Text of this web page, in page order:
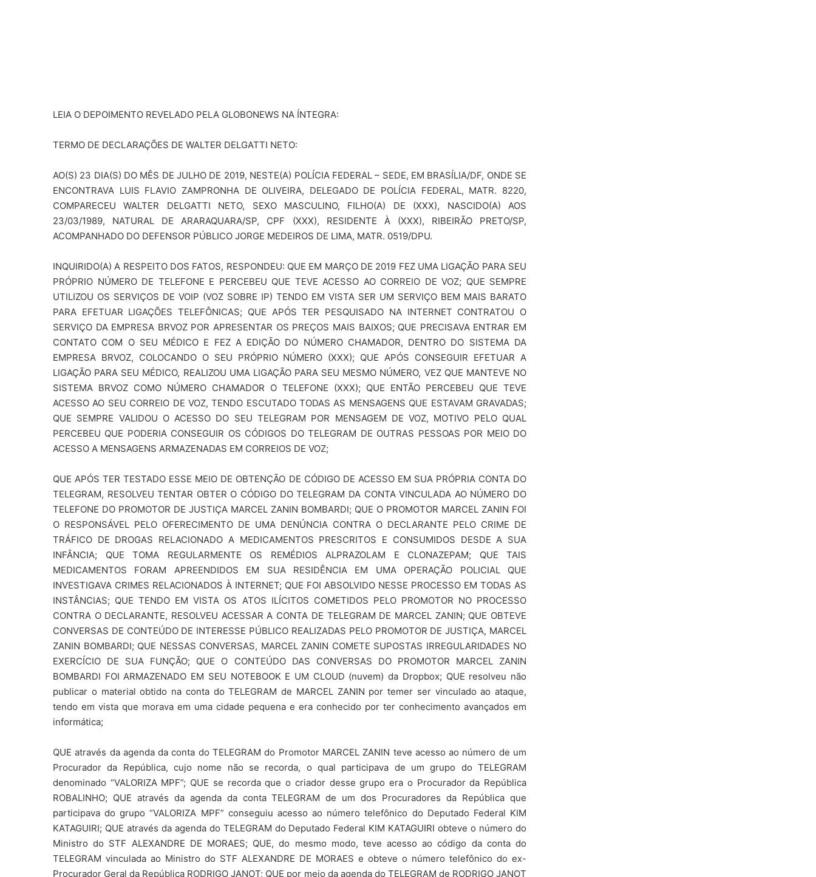
LEIA O DEPOIMENTO REVELADO PELA GLOBONEWS NA ÍNTEGRA:
TERMO DE DECLARAÇÕES DE WALTER DELGATTI NETO:
AO(S) 23 DIA(S) DO MÊS DE JULHO DE 2019, NESTE(A) POLÍCIA FEDERAL – SEDE, EM BRASÍLIA/DF, ONDE SE
ENCONTRAVA LUIS FLAVIO ZAMPRONHA DE OLIVEIRA, DELEGADO DE POLÍCIA FEDERAL, MATR. 8220,
COMPARECEU WALTER DELGATTI NETO, SEXO MASCULINO, FILHO(A) DE (XXX), NASCIDO(A) AOS
23/03/1989, NATURAL DE ARARAQUARA/SP, CPF (XXX), RESIDENTE À (XXX), RIBEIRÃO PRETO/SP,
ACOMPANHADO DO DEFENSOR PÚBLICO JORGE MEDEIROS DE LIMA, MATR. 0519/DPU.
INQUIRIDO(A) A RESPEITO DOS FATOS, RESPONDEU: QUE EM MARÇO DE 2019 FEZ UMA LIGAÇÃO PARA SEU
PRÓPRIO NÚMERO DE TELEFONE E PERCEBEU QUE TEVE ACESSO AO CORREIO DE VOZ; QUE SEMPRE
UTILIZOU OS SERVIÇOS DE VOIP (VOZ SOBRE IP) TENDO EM VISTA SER UM SERVIÇO BEM MAIS BARATO
PARA EFETUAR LIGAÇÕES TELEFÔNICAS; QUE APÓS TER PESQUISADO NA INTERNET CONTRATOU O
SERVIÇO DA EMPRESA BRVOZ POR APRESENTAR OS PREÇOS MAIS BAIXOS; QUE PRECISAVA ENTRAR EM
CONTATO COM O SEU MÉDICO E FEZ A EDIÇÃO DO NÚMERO CHAMADOR, DENTRO DO SISTEMA DA
EMPRESA BRVOZ, COLOCANDO O SEU PRÓPRIO NÚMERO (XXX); QUE APÓS CONSEGUIR EFETUAR A
LIGAÇÃO PARA SEU MÉDICO, REALIZOU UMA LIGAÇÃO PARA SEU MESMO NÚMERO, VEZ QUE MANTEVE NO
SISTEMA BRVOZ COMO NÚMERO CHAMADOR O TELEFONE (XXX); QUE ENTÃO PERCEBEU QUE TEVE
ACESSO AO SEU CORREIO DE VOZ, TENDO ESCUTADO TODAS AS MENSAGENS QUE ESTAVAM GRAVADAS;
QUE SEMPRE VALIDOU O ACESSO DO SEU TELEGRAM POR MENSAGEM DE VOZ, MOTIVO PELO QUAL
PERCEBEU QUE PODERIA CONSEGUIR OS CÓDIGOS DO TELEGRAM DE OUTRAS PESSOAS POR MEIO DO
ACESSO A MENSAGENS ARMAZENADAS EM CORREIOS DE VOZ;
QUE APÓS TER TESTADO ESSE MEIO DE OBTENÇÃO DE CÓDIGO DE ACESSO EM SUA PRÓPRIA CONTA DO
TELEGRAM, RESOLVEU TENTAR OBTER O CÓDIGO DO TELEGRAM DA CONTA VINCULADA AO NÚMERO DO
TELEFONE DO PROMOTOR DE JUSTIÇA MARCEL ZANIN BOMBARDI; QUE O PROMOTOR MARCEL ZANIN FOI
O RESPONSÁVEL PELO OFERECIMENTO DE UMA DENÚNCIA CONTRA O DECLARANTE PELO CRIME DE
TRÁFICO DE DROGAS RELACIONADO A MEDICAMENTOS PRESCRITOS E CONSUMIDOS DESDE A SUA
INFÂNCIA; QUE TOMA REGULARMENTE OS REMÉDIOS ALPRAZOLAM E CLONAZEPAM; QUE TAIS
MEDICAMENTOS FORAM APREENDIDOS EM SUA RESIDÊNCIA EM UMA OPERAÇÃO POLICIAL QUE
INVESTIGAVA CRIMES RELACIONADOS À INTERNET; QUE FOI ABSOLVIDO NESSE PROCESSO EM TODAS AS
INSTÂNCIAS; QUE TENDO EM VISTA OS ATOS ILÍCITOS COMETIDOS PELO PROMOTOR NO PROCESSO
CONTRA O DECLARANTE, RESOLVEU ACESSAR A CONTA DE TELEGRAM DE MARCEL ZANIN; QUE OBTEVE
CONVERSAS DE CONTEÚDO DE INTERESSE PÚBLICO REALIZADAS PELO PROMOTOR DE JUSTIÇA, MARCEL
ZANIN BOMBARDI; QUE NESSAS CONVERSAS, MARCEL ZANIN COMETE SUPOSTAS IRREGULARIDADES NO
EXERCÍCIO DE SUA FUNÇÃO; QUE O CONTEÚDO DAS CONVERSAS DO PROMOTOR MARCEL ZANIN
BOMBARDI FOI ARMAZENADO EM SEU NOTEBOOK E UM CLOUD (nuvem) da Dropbox; QUE resolveu não
publicar o material obtido na conta do TELEGRAM de MARCEL ZANIN por temer ser vinculado ao ataque,
tendo em vista que morava em uma cidade pequena e era conhecido por ter conhecimento avançados em
informática;
QUE através da agenda da conta do TELEGRAM do Promotor MARCEL ZANIN teve acesso ao número de um
Procurador da República, cujo nome não se recorda, o qual participava de um grupo do TELEGRAM
denominado “VALORIZA MPF”; QUE se recorda que o criador desse grupo era o Procurador da República
ROBALINHO; QUE através da agenda da conta TELEGRAM de um dos Procuradores da República que
participava do grupo “VALORIZA MPF” conseguiu acesso ao número telefônico do Deputado Federal KIM
KATAGUIRI; QUE através da agenda do TELEGRAM do Deputado Federal KIM KATAGUIRI obteve o número do
Ministro do STF ALEXANDRE DE MORAES; QUE, do mesmo modo, teve acesso ao código da conta do
TELEGRAM vinculada ao Ministro do STF ALEXANDRE DE MORAES e obteve o número telefônico do ex-
Procurador Geral da República RODRIGO JANOT; QUE por meio da agenda do TELEGRAM de RODRIGO JANOT